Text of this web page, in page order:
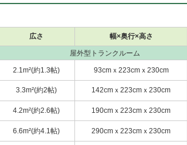
広さ 幅×奥行×高さ
屋外型トランクルーム
2.1m²(約1.3帖) 93cmｘ223cmｘ230cm
3.3m²(約2帖) 142cmｘ223cmｘ230cm
4.2m²(約2.6帖) 190cmｘ223cmｘ230cm
6.6m²(約4.1帖) 290cmｘ223cmｘ230cm